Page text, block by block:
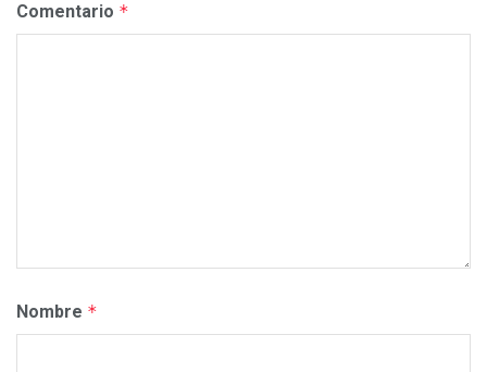
Comentario *
Nombre *